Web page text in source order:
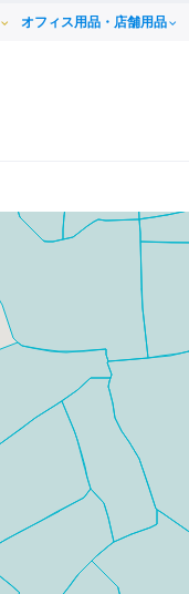
オフィス用品・店舗用品